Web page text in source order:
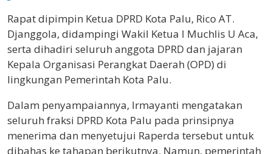
Rapat dipimpin Ketua DPRD Kota Palu, Rico AT.
Djanggola, didampingi Wakil Ketua I Muchlis U Aca,
serta dihadiri seluruh anggota DPRD dan jajaran
Kepala Organisasi Perangkat Daerah (OPD) di
lingkungan Pemerintah Kota Palu.
Dalam penyampaiannya, Irmayanti mengatakan
seluruh fraksi DPRD Kota Palu pada prinsipnya
menerima dan menyetujui Raperda tersebut untuk
dibahas ke tahapan berikutnya. Namun, pemerintah